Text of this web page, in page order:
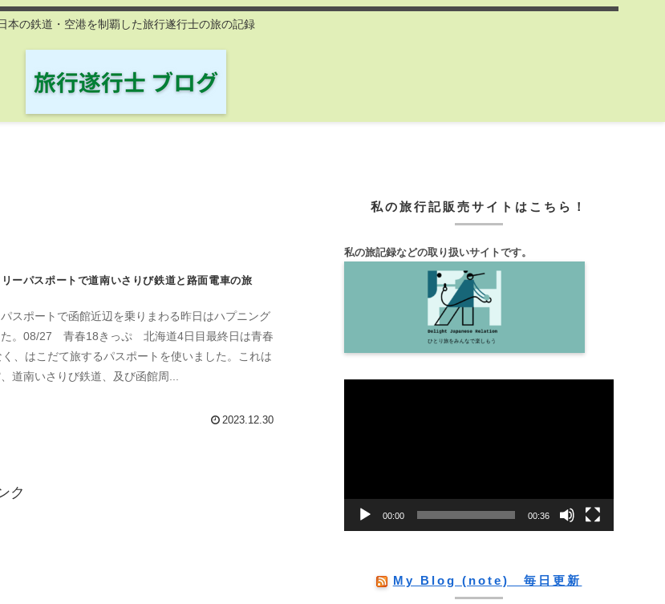
本の鉄道・空港を制覇した旅行遂行士の旅の記録
ーパスポートで道南いさりび鉄道と路面電車の旅
スポートで函館近辺を乗りまわる昨日はハプニング
た。08/27 青春18きっぷ 北海道4日目最終日は青春
、はこだて旅するパスポートを使いました。これは
道南いさりび鉄道、及び函館周...
2023.12.30
ク
私の旅行記販売サイトはこちら！
私の旅記録などの取り扱いサイトです。
00:00 00:36
My Blog (note) 毎日更新